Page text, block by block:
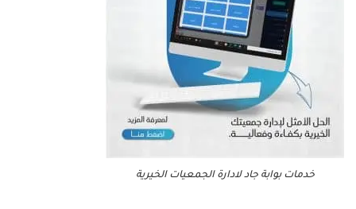
خدمات بوابة جاد لادارة الجمعيات الخيرية